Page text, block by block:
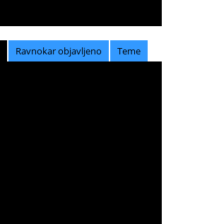
Ravnokar objavljeno Teme